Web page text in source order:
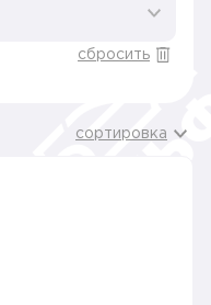
сбросить
сортировка